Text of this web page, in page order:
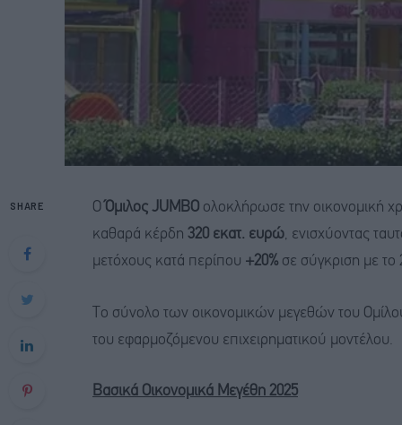
SHARE ΟΌμιλος JUMBO ολοκλήρωσε την οικονομική
καθαρά κέρδη 320 εκατ. ευρώ, ενισχύοντας
μετόχους κατά περίπου +20% σε σύγκριση με το
Το σύνολο των οικονομικών μεγεθών του
του εφαρμοζόμενου επιχειρηματικού μοντέλου.
Βασικά Οικονομικά Μεγέθη 2025